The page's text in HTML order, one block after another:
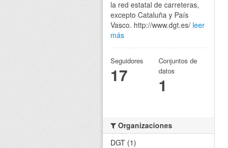
la red estatal de carreteras,
excepto Cataluña y País
Vasco. http://www.dgt.es/ leer
más
Seguidores
17
Conjuntos de
datos
1
Organizaciones
DGT (1)